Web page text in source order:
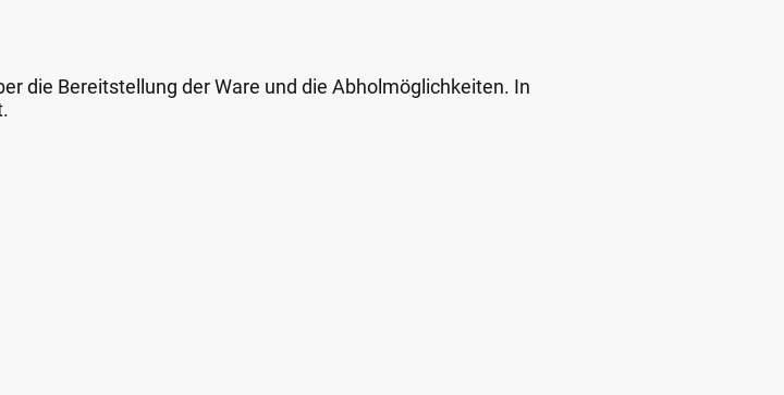
die Bereitstellung der Ware und die Abholmöglichkeiten. In